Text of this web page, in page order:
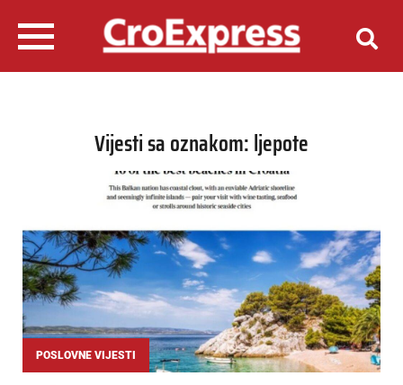
Vijesti sa oznakom: ljepote
POSLOVNE VIJESTI